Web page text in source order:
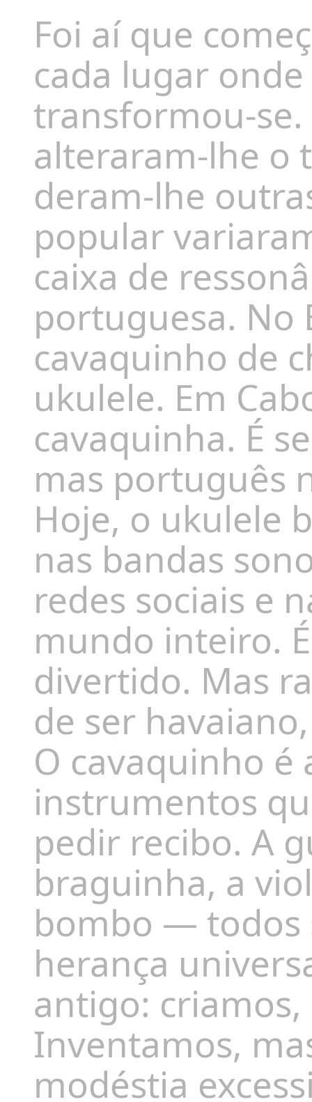
Foi aí que
cada lugar
transformou-
alteraram-lhe o
deram-lhe
popular
caixa de
portuguesa. No
cavaquinho de
ukulele. Em
cavaquinha. É
mas português
Hoje, o ukulele
nas bandas
redes sociais e
mundo inteiro.
divertido. Mas
de ser
O cavaquinho
instrumentos
pedir recibo. A
braguinha, a
bombo — todos
herança
antigo:
Inventamos,
modéstia